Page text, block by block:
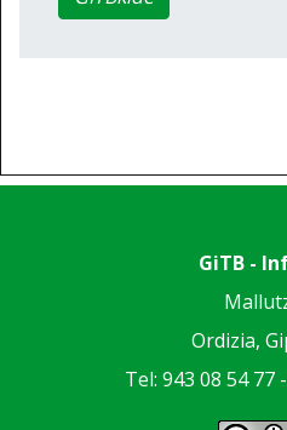
GiTB -
Ordizia,
Tel: 943 08 54 77 -